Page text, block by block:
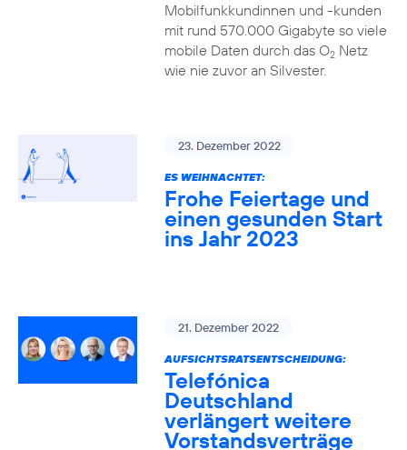
Mobilfunkkundinnen und -kunden
mit rund 570.000 Gigabyte so viele
mobile Daten durch das O2Netz
wie nie zuvor an Silvester.
23. Dezember 2022
ES WEIHNACHTET:
Frohe Feiertage und
einen gesunden Start
ins Jahr 2023
21. Dezember 2022
AUFSICHTSRATSENTSCHEIDUNG:
Telefónica
Deutschland
verlängert weitere
Vorstandsverträge